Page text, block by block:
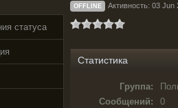
статуса
OFFLINE Активность: 03 Jun
Статистика
Группа:
Сообщений:
0